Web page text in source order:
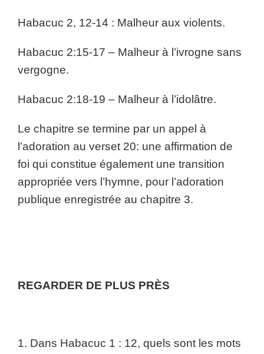
Habacuc 2, 12-14 : Malheur aux violents.
Habacuc 2:15-17 – Malheur à l’ivrogne sans
vergogne.
Habacuc 2:18-19 – Malheur à l’idolâtre.
Le chapitre se termine par un appel à
l’adoration au verset 20: une affirmation de
foi qui constitue également une transition
appropriée vers l’hymne, pour l’adoration
publique enregistrée au chapitre 3.
REGARDER DE PLUS PRÈS
1. Dans Habacuc 1 : 12, quels sont les mots